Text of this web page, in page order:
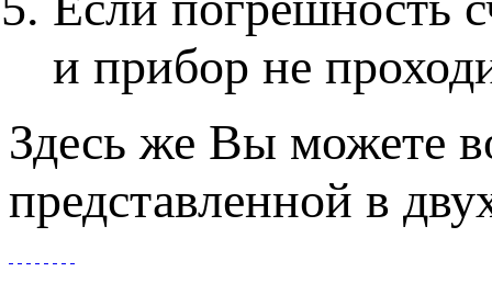
и прибор не
Здесь же Вы можете
представленной в